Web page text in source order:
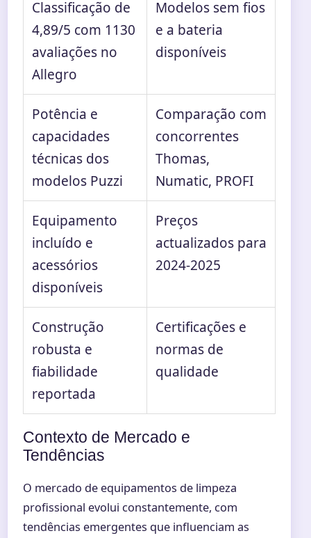
Classificação de
4,89/5 com 1130
avaliações no
Allegro
Modelos sem fios
e a bateria
disponíveis
Potência e
capacidades
técnicas dos
modelos Puzzi
Comparação com
concorrentes
Thomas,
Numatic, PROFI
Equipamento
incluído e
acessórios
disponíveis
Preços
actualizados para
2024-2025
Construção
robusta e
fiabilidade
reportada
Certificações e
normas de
qualidade
Contexto de Mercado e
Tendências
O mercado de equipamentos de limpeza
profissional evolui constantemente, com
tendências emergentes que influenciam as